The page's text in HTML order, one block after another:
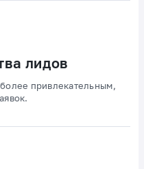
лидов
привлекательным,